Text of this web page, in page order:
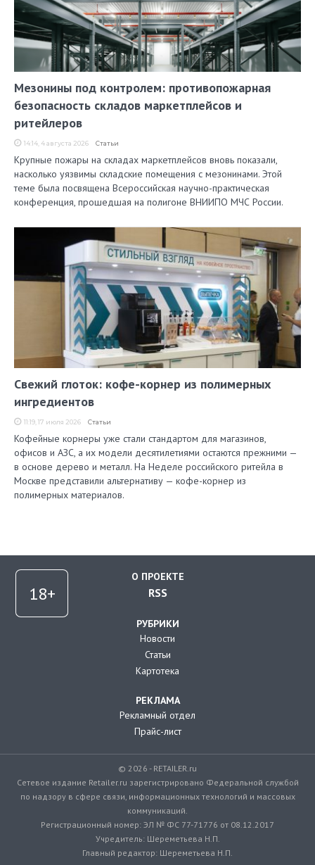
Мезонины под контролем: противопожарная
безопасность складов маркетплейсов и
ритейлеров
14:14, 4 августа 2026 Статьи
Крупные пожары на складах маркетплейсов вновь показали,
насколько уязвимы складские помещения с мезонинами. Этой
теме была посвящена Всероссийская научно-практическая
конференция, прошедшая на полигоне ВНИИПО МЧС России.
Свежий глоток: кофе-корнер из полимерных
ингредиентов
11:19, 17 июля 2026 Статьи
Кофейные корнеры уже стали стандартом для магазинов,
офисов и АЗС, а их модели десятилетиями остаются прежними —
в основе дерево и металл. На Неделе российского ритейла в
Москве представили альтернативу — кофе-корнер из
полимерных материалов.
О ПРОЕКТЕ
RSS
РУБРИКИ
Новости
Статьи
Картотека
РЕКЛАМА
Рекламный отдел
Прайс-лист
© 2026 - RETAILER.ru
Сетевое издание Retailer.ru зарегистрировано Федеральной службой
по надзору в сфере связи, информационных технологий и массовых
коммуникаций.
Регистрационный номер: ЭЛ № ФС 77-71776 от 08.12.2017
Учредитель: Шереметьева Н.П.
Главный редактор: Шереметьева Н.П.